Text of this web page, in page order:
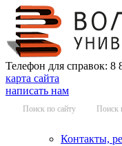
Телефон для справок:
карта сайта
написать нам
Поиск по сайту Поиск
Контакты,